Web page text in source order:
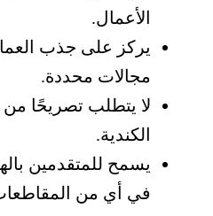
الأعمال.
يركز على جذب
مجالات محددة.
لا يتطلب تصريحًا من
الكندية.
يسمح للمتقدمين
في أي من